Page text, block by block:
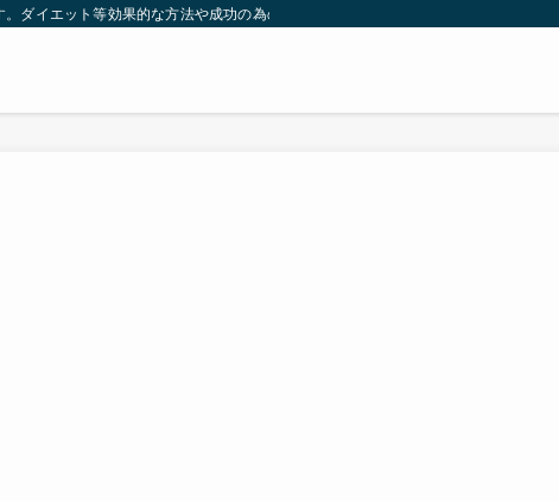
ダイエット等効果的な方法や成功の為の秘訣等。太ったり悩んでいる方々が簡単